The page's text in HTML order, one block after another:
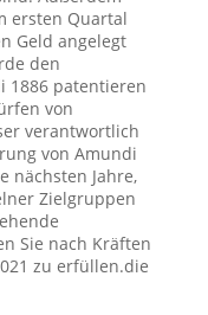
ersten Quartal
Geld angelegt
den
1886 patentieren
von
verantwortlich
von Amundi
nächsten Jahre,
Zielgruppen
Sie nach Kräften
zu erfüllen.die